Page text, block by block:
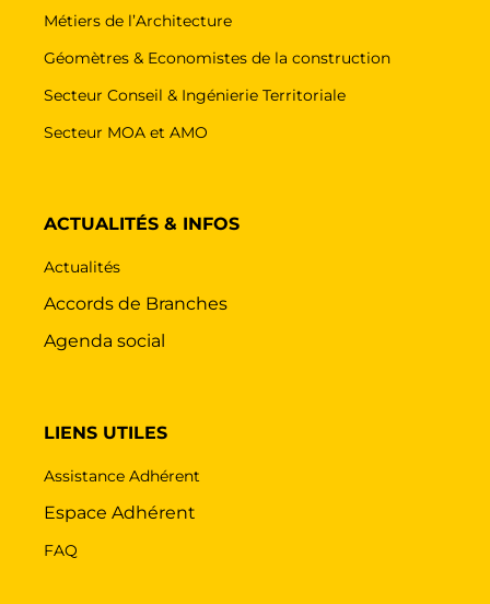
Métiers de l’Architecture
Géomètres & Economistes de la construction
Secteur Conseil & Ingénierie Territoriale
Secteur MOA et AMO
ACTUALITÉS & INFOS
Actualités
Accords de Branches
Agenda social
LIENS UTILES
Assistance Adhérent
Espace Adhérent
FAQ